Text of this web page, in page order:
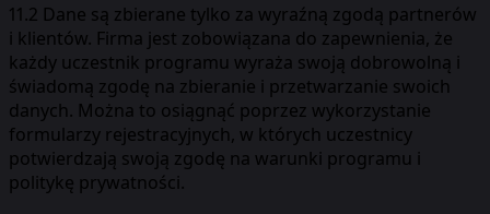
11.2 Dane są zbierane tylko za wyraźną zgodą partnerów
i klientów. Firma jest zobowiązana do zapewnienia, że
każdy uczestnik programu wyraża swoją dobrowolną i
świadomą zgodę na zbieranie i przetwarzanie swoich
danych. Można to osiągnąć poprzez wykorzystanie
formularzy rejestracyjnych, w których uczestnicy
potwierdzają swoją zgodę na warunki programu i
politykę prywatności.